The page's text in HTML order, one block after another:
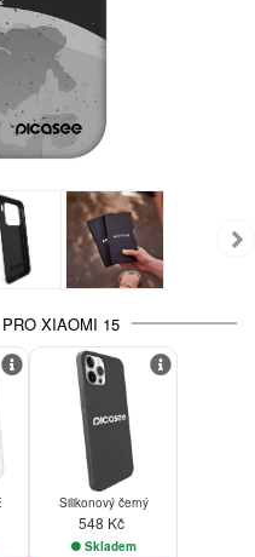
XIAOMI 15
Silikonový černý
548 Kč
Skladem